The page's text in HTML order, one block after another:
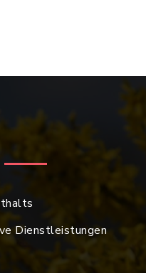
Dienstleistungen